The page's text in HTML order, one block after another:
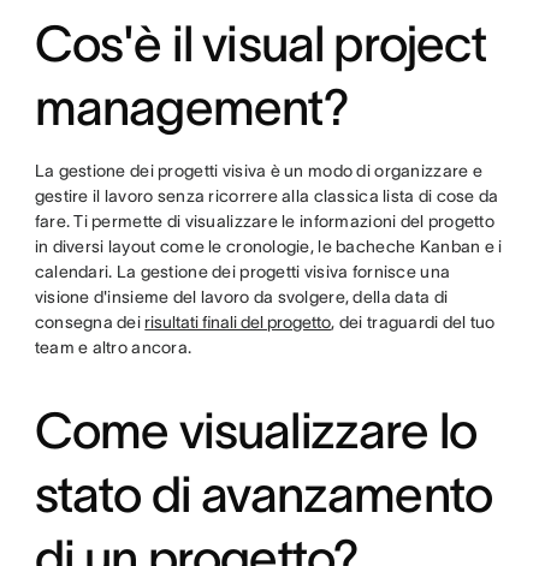
Cos'è il visual project
management?
La gestione dei progetti visiva è un modo di organizzare e
gestire il lavoro senza ricorrere alla classica lista di cose da
fare. Ti permette di visualizzare le informazioni del progetto
in diversi layout come le cronologie, le bacheche Kanban e i
calendari. La gestione dei progetti visiva fornisce una
visione d'insieme del lavoro da svolgere, della data di
consegna dei risultati finali del progetto, dei traguardi del tuo
team e altro ancora.
Come visualizzare lo
stato di avanzamento